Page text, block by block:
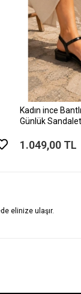
Kadın ince
Günlük Sandalet
1.049,00 TL
elinize ulaşır.